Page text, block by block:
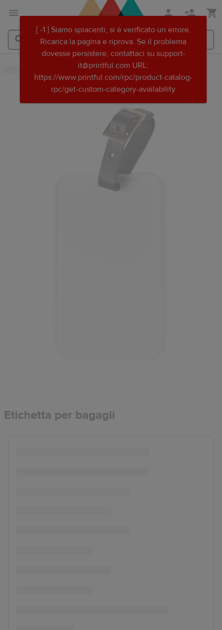
Passa
contenuto
principale
Vai
Centro
assistenza
Etichetta per bagagli
[ -1 ] Siamo spiacenti, si è verificato un errore.
Ricarica la pagina e riprova. Se il problema
dovesse persistere, contattaci su support-
it@printful.com URL:
https://www.printful.com/rpc/product-catalog-
rpc/get-custom-category-availability